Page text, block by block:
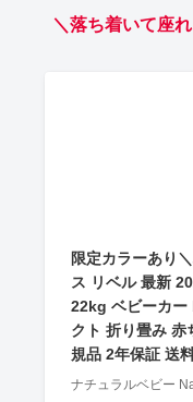
＼落ち着いて座
限定カラーあり
ス リベル 最新
22kg ベビーカー
クト 折り畳み 赤
規品 2年保証 送
ナチュラルベビー